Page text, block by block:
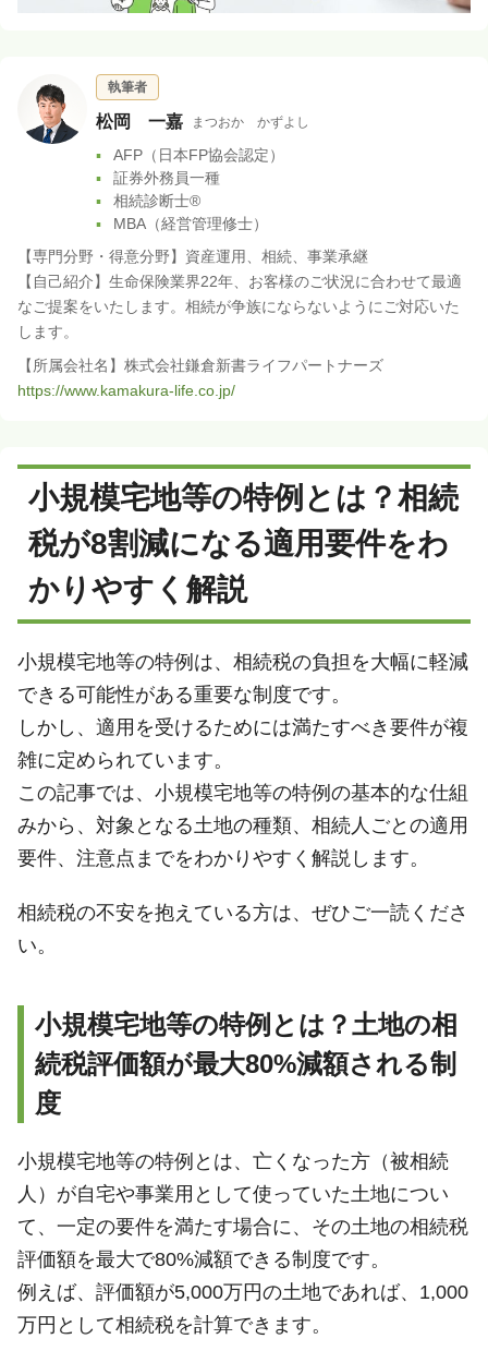
執筆者
松岡 一嘉 まつおか かずよし
AFP（日本FP協会認定）
証券外務員一種
相続診断士®
MBA（経営管理修士）
【専門分野・得意分野】資産運用、相続、事業承継
【自己紹介】生命保険業界22年、お客様のご状況に合わせて最適
なご提案をいたします。相続が争族にならないようにご対応いた
します。
【所属会社名】株式会社鎌倉新書ライフパートナーズ
https://www.kamakura-life.co.jp/
小規模宅地等の特例とは？相続
税が8割減になる適用要件をわ
かりやすく解説
小規模宅地等の特例は、相続税の負担を大幅に軽減
できる可能性がある重要な制度です。
しかし、適用を受けるためには満たすべき要件が複
雑に定められています。
この記事では、小規模宅地等の特例の基本的な仕組
みから、対象となる土地の種類、相続人ごとの適用
要件、注意点までをわかりやすく解説します。
相続税の不安を抱えている方は、ぜひご一読くださ
い。
小規模宅地等の特例とは？土地の相
続税評価額が最大80%減額される制
度
小規模宅地等の特例とは、亡くなった方（被相続
人）が自宅や事業用として使っていた土地につい
て、一定の要件を満たす場合に、その土地の相続税
評価額を最大で80%減額できる制度です。
例えば、評価額が5,000万円の土地であれば、1,000
万円として相続税を計算できます。